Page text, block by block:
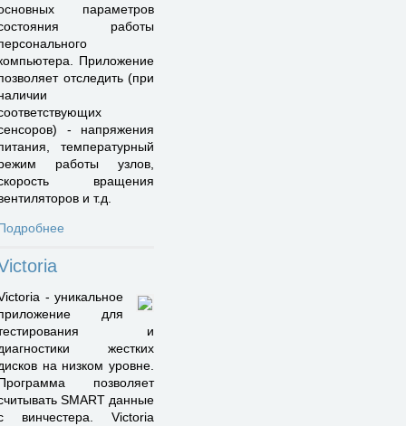
параметров
работы
Приложение
отследить (при
- напряжения
температурный
работы узлов,
вращения
и т.д.
- уникальное
для
и
жестких
на низком уровне.
позволяет
SMART данные
винчестера. Victoria